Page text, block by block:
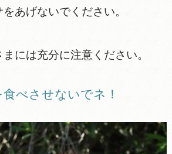
あげないでください。
には充分に注意ください。
べさせないでネ！